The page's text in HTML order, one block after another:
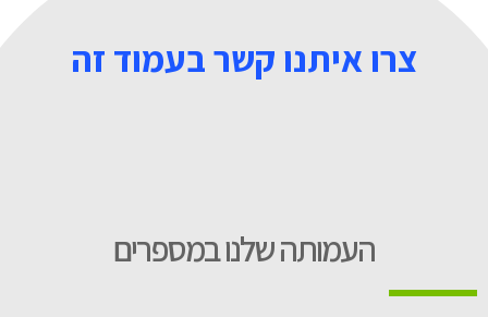
צרו איתנו קשר בעמוד זה
העמותה שלנו במספרים